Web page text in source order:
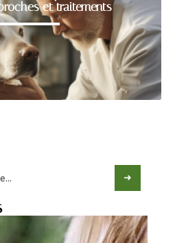
et traitements